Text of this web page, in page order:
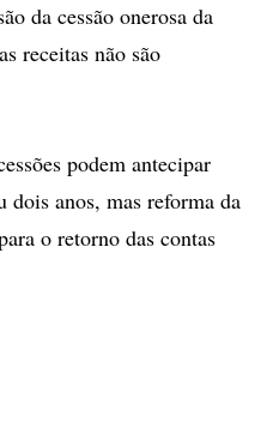
da cessão onerosa da
receitas não são
podem antecipar
dois anos, mas reforma da
o retorno das contas